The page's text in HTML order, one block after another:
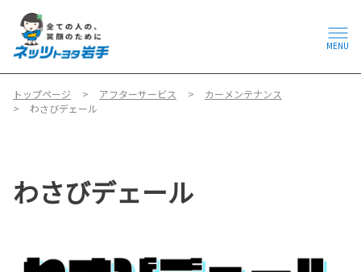
MENU
トップページ アフターサービス
カーメンテナンス
わさびデェール
わさびデェール